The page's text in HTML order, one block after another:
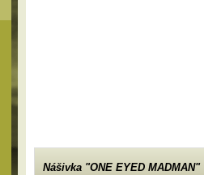
Nášivka "ONE EYED MADMAN"